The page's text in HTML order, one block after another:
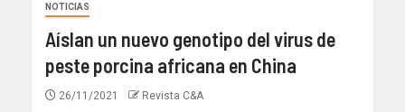
NOTICIAS
Aíslan un nuevo genotipo del virus de
peste porcina africana en China
26/11/2021 Revista C&A